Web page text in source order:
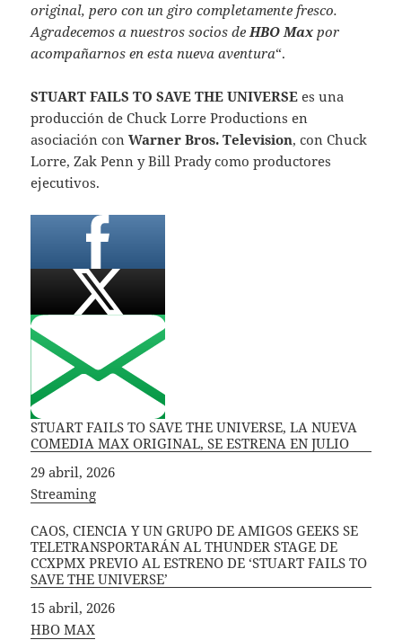
original, pero con un giro completamente fresco.
Agradecemos a nuestros socios de HBO Max por
acompañarnos en esta nueva aventura“.
STUART FAILS TO SAVE THE UNIVERSE es una
producción de Chuck Lorre Productions en
asociación conWarner Bros. Television, con Chuck
Lorre, Zak Penn y Bill Prady como productores
ejecutivos.
STUART FAILS TO SAVE THE UNIVERSE, LA NUEVA
COMEDIA MAX ORIGINAL, SE ESTRENA EN JULIO
Fecha
29 abril, 2026
In relation to
Streaming
CAOS, CIENCIA Y UN GRUPO DE AMIGOS GEEKS SE
TELETRANSPORTARÁN AL THUNDER STAGE DE
CCXPMX PREVIO AL ESTRENO DE ‘STUART FAILS TO
SAVE THE UNIVERSE’
Fecha
15 abril, 2026
In relation to
HBO MAX